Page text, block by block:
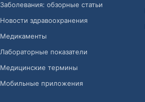
Заболевания: обзорные статьи
Новости здравоохранения
Медикаменты
Лабораторные показатели
Медицинские термины
Мобильные приложения